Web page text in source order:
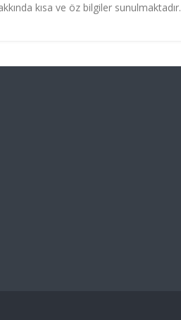
kısa ve öz bilgiler sunulmaktadır.